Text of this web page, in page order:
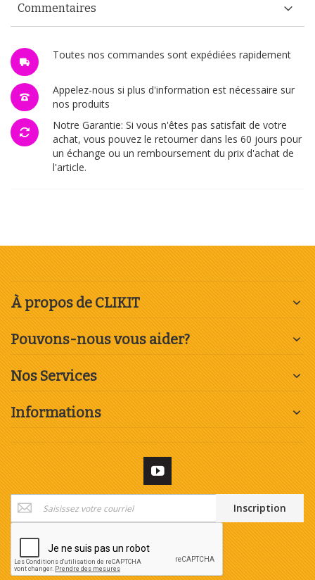
Toutes nos commandes sont expédiées rapidement
Appelez-nous si plus d'information est nécessaire sur
nos produits
Notre Garantie: Si vous n'êtes pas satisfait de votre
achat, vous pouvez le retourner dans les 60 jours pour
un échange ou un remboursement du prix d'achat de
l'article.
Commentaires
À propos de CLIKIT
Pouvons-nous vous aider?
Nos Services
Informations
Inscription
notre
newsletter
Inscription